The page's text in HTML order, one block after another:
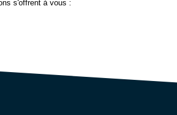
s'offrent à vous :